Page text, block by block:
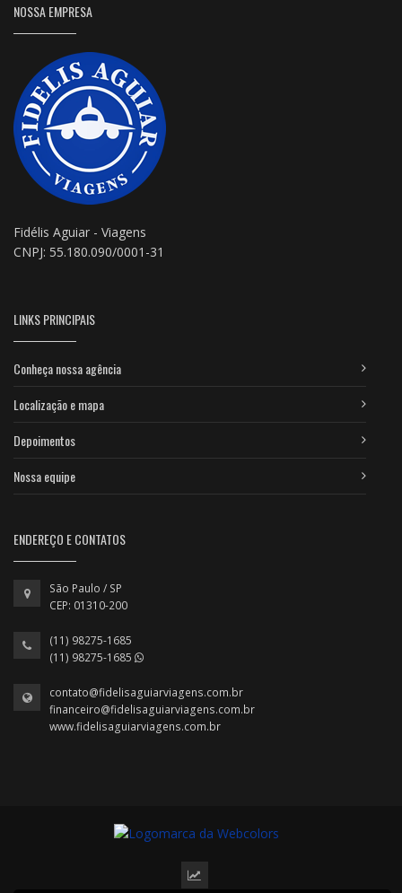
NOSSA EMPRESA
Fidélis Aguiar - Viagens
CNPJ: 55.180.090/0001-31
LINKS PRINCIPAIS
Conheça nossa agência
Localização e mapa
Depoimentos
Nossa equipe
ENDEREÇO E CONTATOS
São Paulo / SP
CEP: 01310-200
(11) 98275-1685
(11) 98275-1685
contato@fidelisaguiarviagens.com.br
financeiro@fidelisaguiarviagens.com.br
www.fidelisaguiarviagens.com.br